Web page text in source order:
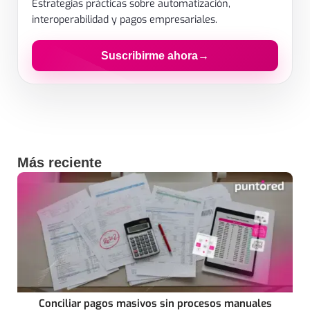
Estrategias prácticas sobre automatización,
interoperabilidad y pagos empresariales.
Suscribirme ahora→
Más reciente
Conciliar pagos masivos sin procesos manuales